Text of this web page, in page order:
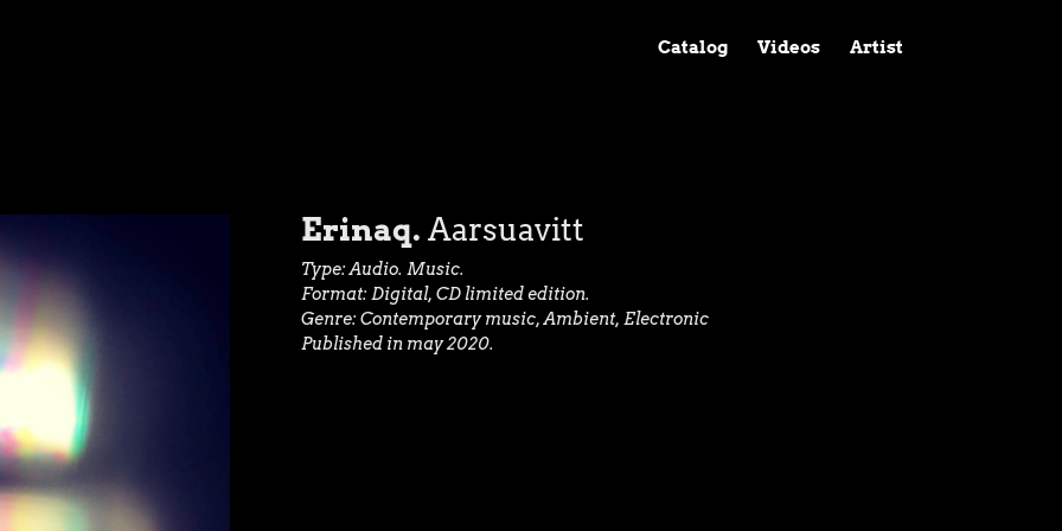
Catalog Videos Artist
Erinaq. Aarsuavitt
Type: Audio. Music.
Format: Digital, CD limited edition.
Genre: Contemporary music, Ambient, Electronic
Published in may 2020.